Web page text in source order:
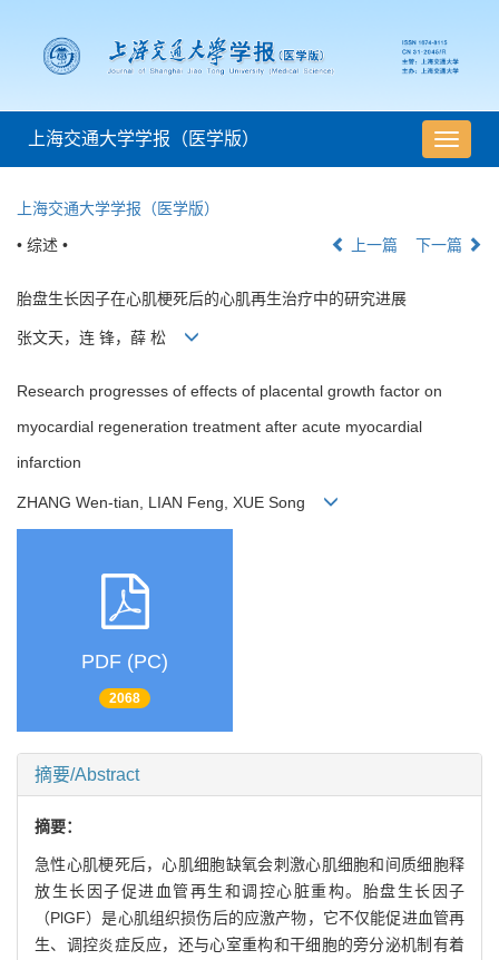
导
航
上海交通大学学报（医学版）
上海交通大学学报（医学版）
• 综述 • 上一篇 下一篇
胎盘生长因子在心肌梗死后的心肌再生治疗中的研究进展
张文天，连 锋，薛 松
Research progresses of effects of placental growth factor on
myocardial regeneration treatment after acute myocardial
infarction
ZHANG Wen-tian, LIAN Feng, XUE Song
PDF (PC)
2068
摘要/Abstract
摘要：
急性心肌梗死后，心肌细胞缺氧会刺激心肌细胞和间质细胞释
放生长因子促进血管再生和调控心脏重构。胎盘生长因子
（PlGF）是心肌组织损伤后的应激产物，它不仅能促进血管再
生、调控炎症反应，还与心室重构和干细胞的旁分泌机制有着